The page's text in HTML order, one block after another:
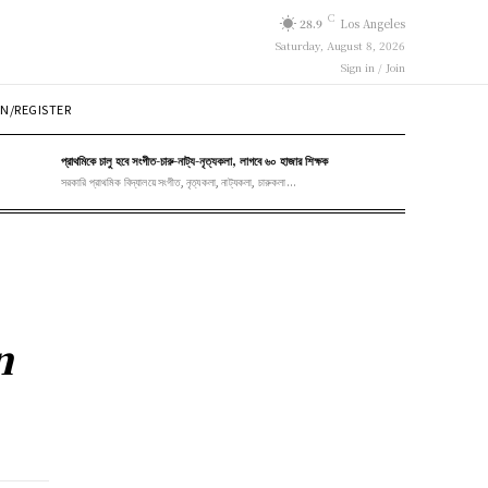
28.9 C Los Angeles
Saturday, August 8, 2026
Sign in / Join
REGISTER
প্রাথমিকে চালু হবে সংগীত-চারু-নাট্য-নৃত্যকলা, লাগবে ৬০ হাজার শিক্ষক
সরকারি প্রাথমিক বিদ্যালয়ে সংগীত, নৃত্যকলা, নাট্যকলা, চারুকলা...